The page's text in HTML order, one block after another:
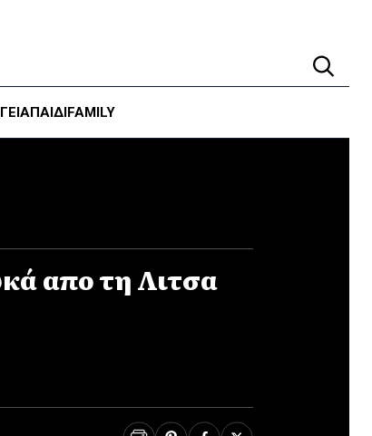
ΠΑΙΔΙFAMILY
απο τη Λιτσα